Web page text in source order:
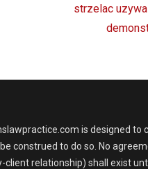
strzelac
is designed to
construed to do so. No
client relationship) shall exist